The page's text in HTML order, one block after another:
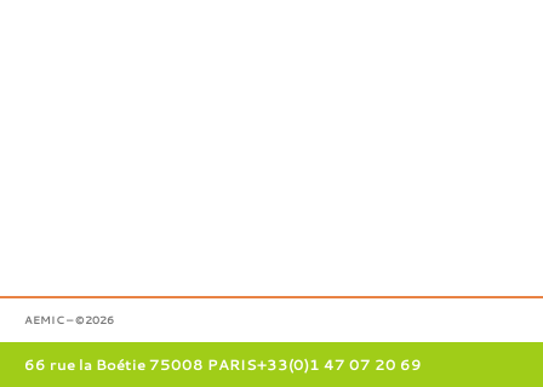
AEMIC – ©2026
66 rue la Boétie 75008 PARIS+33(0)1 47 07 20 69